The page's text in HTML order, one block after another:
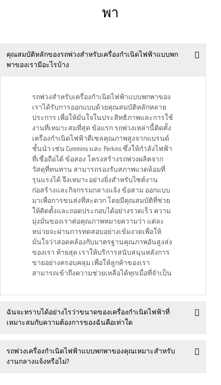
พา
คุณสมบัติหลักของรถพ่วงสำหรับเครื่องกำเนิดไฟฟ้าแบบพก
พาของเรามีอะไรบ้าง
รถพ่วงสำหรับเครื่องกำเนิดไฟฟ้าแบบพกพาของ
เราได้รับการออกแบบด้วยคุณสมบัติหลักหลาย
ประการ เพื่อให้มั่นใจในประสิทธิภาพและการใช้
งานที่เหมาะสมที่สุด ข้อแรก รถพ่วงเหล่านี้ติดตั้ง
เครื่องกำเนิดไฟฟ้าดีเซลคุณภาพสูงจากแบรนด์
ชั้นนำ เช่น Cummins และ Perkins ซึ่งให้กำลังไฟฟ้า
ที่เชื่อถือได้ ข้อสอง โครงสร้างรถพ่วงผลิตจาก
วัสดุที่ทนทาน สามารถรองรับสภาพแวดล้อมที่
รุนแรงได้ จึงเหมาะอย่างยิ่งสำหรับไซต์งาน
ก่อสร้างและกิจกรรมกลางแจ้ง ข้อสาม ออกแบบ
มาเพื่อการขนส่งที่สะดวก โดยมีคุณสมบัติที่ช่วย
ให้ติดตั้งและถอดประกอบได้อย่างรวดเร็ว ความ
มุ่งมั่นของเราต่อคุณภาพหมายความว่า แต่ละ
หน่วยจะผ่านการทดสอบอย่างเข้มงวดเพื่อให้
มั่นใจว่าสอดคล้องกับมาตรฐานคุณภาพอันสูงส่ง
ของเรา ท้ายสุด เราให้บริการสนับสนุนหลังการ
ขายอย่างครอบคลุม เพื่อให้ลูกค้าของเรา
สามารถเข้าถึงความช่วยเหลือได้ทุกเมื่อที่จำเป็น
ฉันจะทราบได้อย่างไรว่าขนาดของเครื่องกำเนิดไฟฟ้าที่
เหมาะสมกับความต้องการของฉันคือเท่าใด
รถพ่วงเครื่องกำเนิดไฟฟ้าแบบพกพาของคุณเหมาะสำหรับ
งานกลางแจ้งหรือไม่?